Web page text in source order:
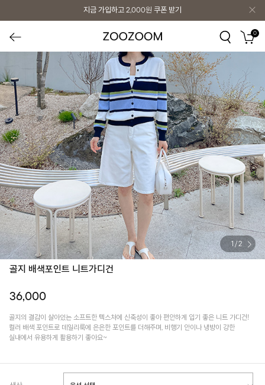
지금 가입하고 2,000원 쿠폰 받기
0
1 / 2
골지 배색포인트 니트가디건
36,000
골지의 결감이 살아있는 소프트한 텍스처에 신축성이 좋아 편안하게 입기 좋은 니트 가디건!
컬러 배색 포인트로 데일리룩에 은은한 포인트를 더해주며, 비행기 안이나 냉방이 강한
실내에서 유용하게 활용하기 좋아요~